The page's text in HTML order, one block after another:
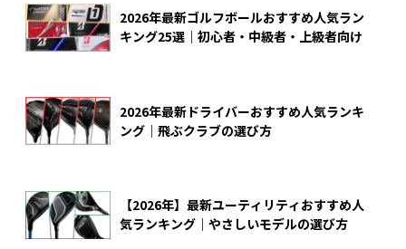
2026年最新ゴルフボールおすすめ人気ラン
キング25選｜初心者・中級者・上級者向け
2026年最新ドライバーおすすめ人気ランキ
ング｜飛ぶクラブの選び方
【2026年】最新ユーティリティおすすめ人
気ランキング｜やさしいモデルの選び方